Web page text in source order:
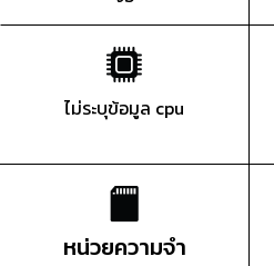
ไม่ระบุข้อมูล cpu
หน่วยความจำ